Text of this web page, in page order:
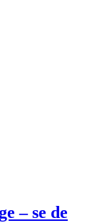
– se de